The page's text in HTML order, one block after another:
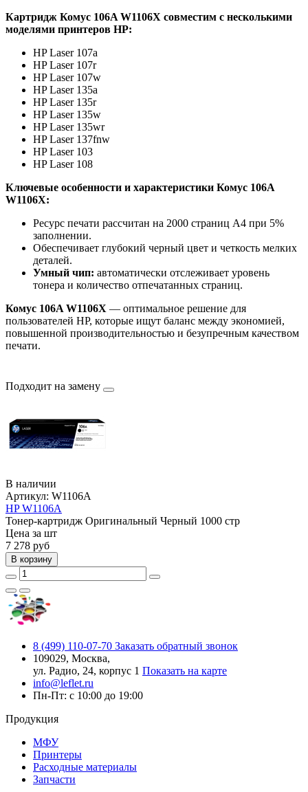
Картридж Комус 106A W1106X совместим с несколькими
моделями принтеров HP:
HP Laser 107a
HP Laser 107r
HP Laser 107w
HP Laser 135a
HP Laser 135r
HP Laser 135w
HP Laser 135wr
HP Laser 137fnw
HP Laser 103
HP Laser 108
Ключевые особенности и характеристики Комус 106A
W1106X:
Ресурс печати рассчитан на 2000 страниц A4 при 5%
заполнении.
Обеспечивает глубокий черный цвет и четкость мелких
деталей.
Умный чип: автоматически отслеживает уровень
тонера и количество отпечатанных страниц.
Комус 106A W1106X — оптимальное решение для
пользователей HP, которые ищут баланс между экономией,
повышенной производительностью и безупречным качеством
печати.
Подходит на замену
В наличии
Артикул: W1106A
HP W1106A
Тонер-картридж Оригинальный Черный 1000 стр
Цена за шт
7 278 руб
В корзину
8 (499) 110-07-70 Заказать обратный звонок
109029, Москва,
ул. Радио, 24, корпус 1 Показать на карте
info@leflet.ru
Пн-Пт: с 10:00 до 19:00
Продукция
МФУ
Принтеры
Расходные материалы
Запчасти